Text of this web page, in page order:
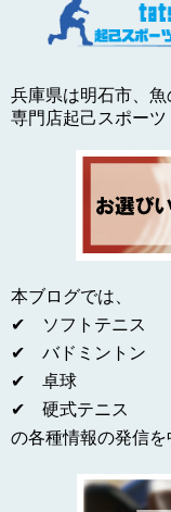
兵庫県は明石市、
専門店起己スポーツ
本ブログでは、
✔ ソフトテニス
✔ バドミントン
✔ 卓球
✔ 硬式テニス
の各種情報の発信を